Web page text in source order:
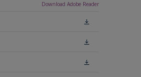
Download Adobe Reader